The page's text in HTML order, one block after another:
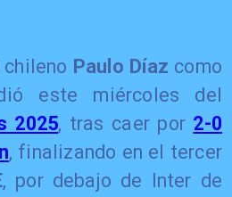
Paulo Díaz como
este miércoles del
2025, tras caer por 2-0
, finalizando en el tercer
, por debajo de Inter de